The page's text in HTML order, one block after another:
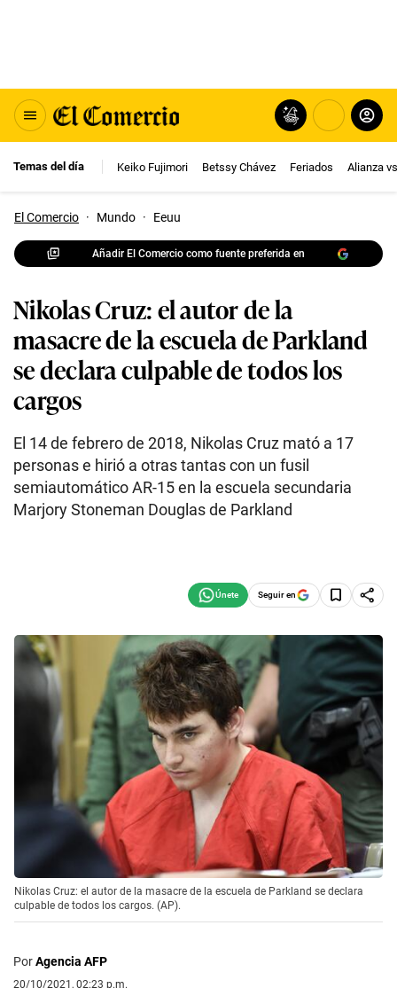
Temas del día Keiko Fujimori Betssy Chávez Feriados Alianza
El Comercio · Mundo · Eeuu
Añadir El Comercio como fuente preferida en
Nikolas Cruz: el autor de la
masacre de la escuela de Parkland
se declara culpable de todos los
cargos
El 14 de febrero de 2018, Nikolas Cruz mató a 17
personas e hirió a otras tantas con un fusil
semiautomático AR-15 en la escuela secundaria
Marjory Stoneman Douglas de Parkland
Seguir en
Nikolas Cruz: el autor de la masacre de la escuela de Parkland se declara
culpable de todos los cargos. (AP).
PorAgencia AFP
20/10/2021, 02:23 p.m.